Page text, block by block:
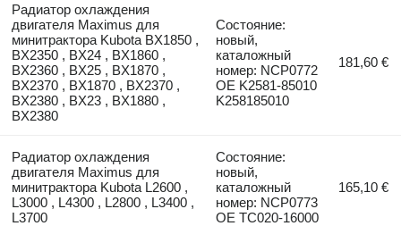
Радиатор охлаждения
двигателя Maximus для
минитрактора Kubota BX1850 ,
BX2350 , BX24 , BX1860 ,
BX2360 , BX25 , BX1870 ,
BX2370 , BX1870 , BX2370 ,
BX2380 , BX23 , BX1880 ,
BX2380
Состояние:
новый,
каталожный
номер: NCP0772
OE K2581-85010
K258185010
181,60 €
Радиатор охлаждения
двигателя Maximus для
минитрактора Kubota L2600 ,
L3000 , L4300 , L2800 , L3400 ,
L3700
Состояние:
новый,
каталожный
номер: NCP0773
OE TC020-16000
165,10 €